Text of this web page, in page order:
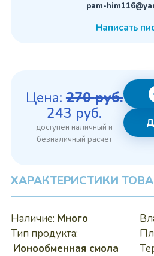
pam-
Написать
Цена: 270руб.
цена
составляла
243 руб. Текущая
цена:
243
ХАРАКТЕРИСТИКИ
Наличие: Много
Тип продукта:
Ионообменная смола